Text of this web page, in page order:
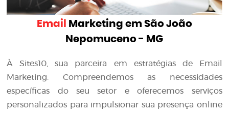
Email
Marketing em São João
Nepomuceno - MG
À Sites10, sua parceira em estratégias de Email
Marketing. Compreendemos as necessidades
específicas do seu setor e oferecemos serviços
personalizados para impulsionar sua presença online